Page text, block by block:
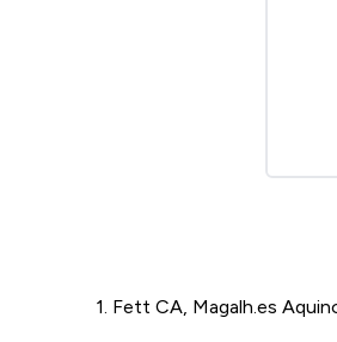
1. Fett CA, Magalh.es